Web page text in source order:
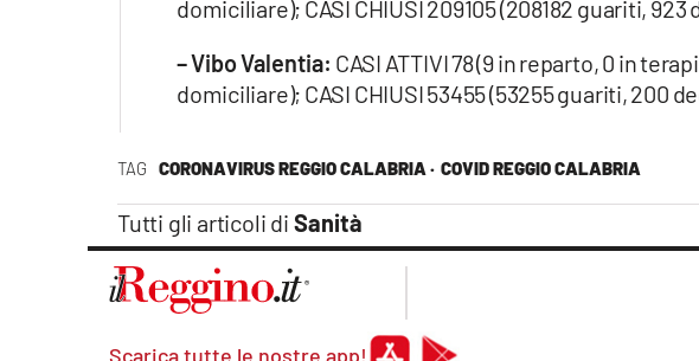
TAG CORONAVIRUS REGGIO CALABRIA · COVID REGGIO CALABRIA
Tutti gli articoli di Sanità
domiciliare); CASI CHIUSI 209105 (208182 guariti, 923
– Vibo Valentia: CASI ATTIVI 78 (9 in reparto, 0 in
domiciliare); CASI CHIUSI 53455 (53255 guariti, 200
Scarica tutte le nostre app!